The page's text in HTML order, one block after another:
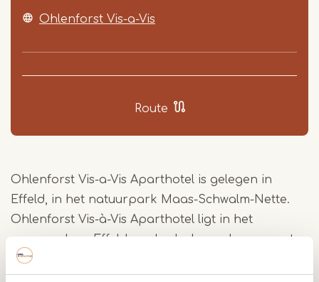
Ohlenforst Vis-a-Vis
Route
Ohlenforst Vis-a-Vis Aparthotel is gelegen in
Effeld, in het natuurpark Maas-Schwalm-Nette.
Ohlenforst Vis-à-Vis Aparthotel ligt in het
aspergedorp Effeld, onderdeel van de gemeente
Wassenberg. Tussen bossen en heidevelden van